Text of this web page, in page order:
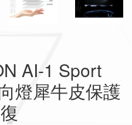
AI-1 Sport
燈犀牛皮保護